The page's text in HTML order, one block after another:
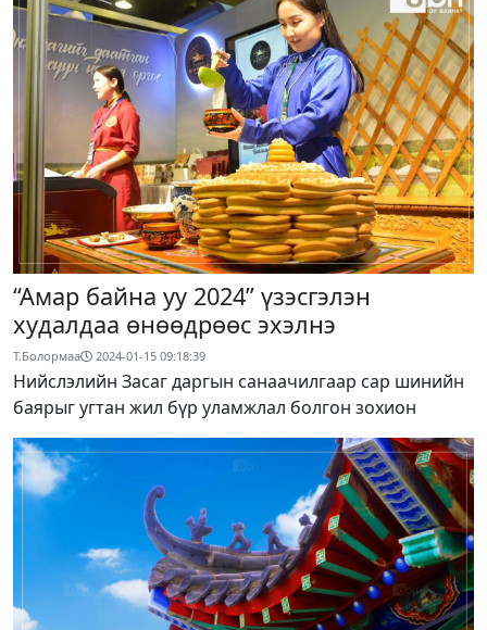
“Амар байна уу 2024” үзэсгэлэн
худалдаа өнөөдрөөс эхэлнэ
Т.Болормаа 2024-01-15 09:18:39
Нийслэлийн Засаг даргын санаачилгаар сар шинийн
баярыг угтан жил бүр уламжлал болгон зохион